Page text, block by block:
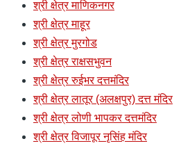
श्री क्षेत्र माणिकनगर
श्री क्षेत्र माहूर
श्री क्षेत्र मुरगोड
श्री क्षेत्र राक्षसभुवन
श्री क्षेत्र रुईभर दत्तमंदिर
श्री क्षेत्र लातूर (अलक्षपुर) दत्त मंदिर
श्री क्षेत्र लोणी भापकर दत्तमंदिर
श्री क्षेत्र विजापूर नृसिंह मंदिर